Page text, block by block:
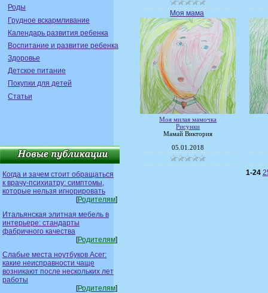
Роды
Грудное вскармливание
Календарь развития ребенка
Воспитание и развитие ребенка
Здоровье
Детское питание
Покупки для детей
Статьи
Когда и зачем стоит обращаться
к врачу-психиатру: симптомы,
которые нельзя игнорировать
[Родителям]
Итальянская элитная мебель в
интерьере: стандарты
фабричного качества
[Родителям]
Слабые места ноутбуков Acer:
какие неисправности чаще
возникают после нескольких лет
работы
[Родителям]
Моя мама
Моя милая мамочка
Рисунки
Мамай Виктория
05.01.2018
1-24